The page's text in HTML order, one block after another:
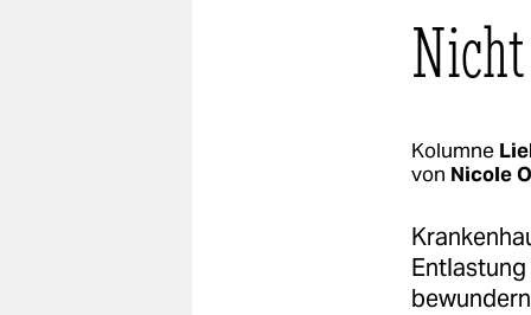
Kolumne
von Nicole